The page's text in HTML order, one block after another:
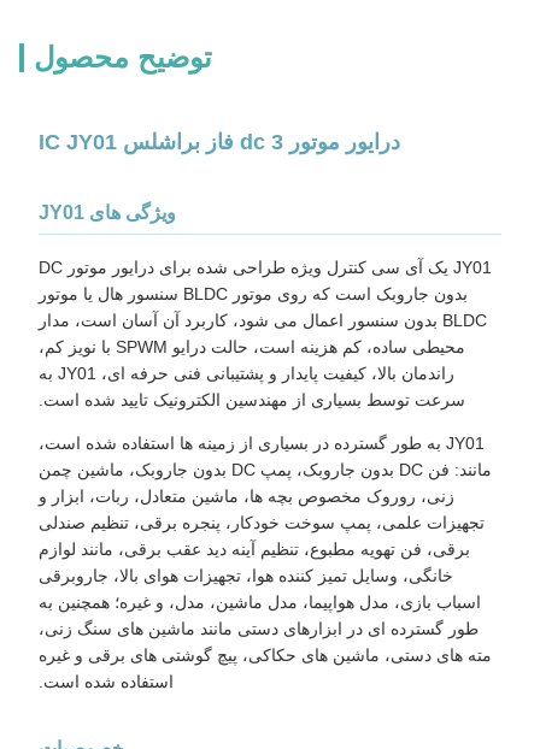
توضیح محصول
درایور موتور dc 3 فاز براشلس IC JY01
ویژگی های JY01
JY01 یک آی سی کنترل ویژه طراحی شده برای درایور موتور DC
بدون جاروبک است که روی موتور BLDC سنسور هال یا موتور
BLDC بدون سنسور اعمال می شود، کاربرد آن آسان است، مدار
محیطی ساده، کم هزینه است، حالت درایو SPWM با نویز کم،
راندمان بالا، کیفیت پایدار و پشتیبانی فنی حرفه ای، JY01 به
سرعت توسط بسیاری از مهندسین الکترونیک تایید شده است.
JY01 به طور گسترده در بسیاری از زمینه ها استفاده شده است،
مانند: فن DC بدون جاروبک، پمپ DC بدون جاروبک، ماشین چمن
زنی، روروک مخصوص بچه ها، ماشین متعادل، ربات، ابزار و
تجهیزات علمی، پمپ سوخت خودکار، پنجره برقی، تنظیم صندلی
برقی، فن تهویه مطبوع، تنظیم آینه دید عقب برقی، مانند لوازم
خانگی، وسایل تمیز کننده هوا، تجهیزات هوای بالا، جاروبرقی
اسباب بازی، مدل هواپیما، مدل ماشین، مدل، و غیره؛ همچنین به
طور گسترده ای در ابزارهای دستی مانند ماشین های سنگ زنی،
مته های دستی، ماشین های حکاکی، پیچ گوشتی های برقی و غیره
استفاده شده است.